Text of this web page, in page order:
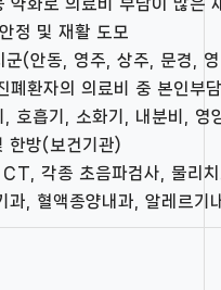
정 및 재활 도모
(안동, 영주, 상주, 문경,
폐환자의 의료비 중 본인부
호흡기, 소화기, 내분비, 영
한방(보건기관)
각종 초음파검사, 물리
과, 혈액종양내과, 알레르기